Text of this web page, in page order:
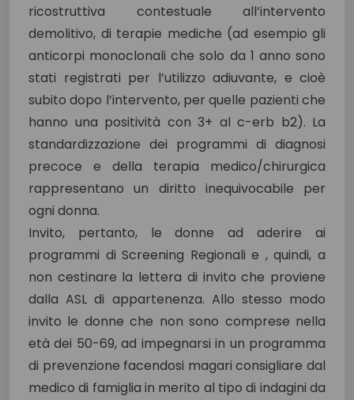
ricostruttiva contestuale all’intervento
demolitivo, di terapie mediche (ad esempio gli
anticorpi monoclonali che solo da 1 anno sono
stati registrati per l’utilizzo adiuvante, e cioè
subito dopo l’intervento, per quelle pazienti che
hanno una positività con 3+ al c-erb b2). La
standardizzazione dei programmi di diagnosi
precoce e della terapia medico/chirurgica
rappresentano un diritto inequivocabile per
ogni donna.
Invito, pertanto, le donne ad aderire ai
programmi di Screening Regionali e , quindi, a
non cestinare la lettera di invito che proviene
dalla ASL di appartenenza. Allo stesso modo
invito le donne che non sono comprese nella
età dei 50-69, ad impegnarsi in un programma
di prevenzione facendosi magari consigliare dal
medico di famiglia in merito al tipo di indagini da